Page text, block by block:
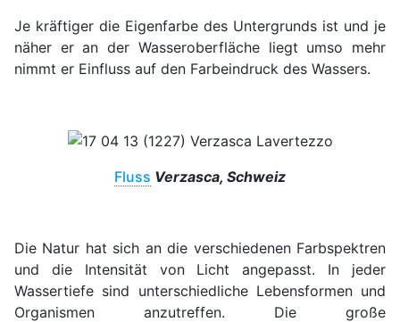
Je kräftiger die Eigenfarbe des Untergrunds ist und je
näher er an der Wasseroberfläche liegt umso mehr
nimmt er Einfluss auf den Farbeindruck des Wassers.
Fluss Verzasca, Schweiz
Die Natur hat sich an die verschiedenen Farbspektren
und die Intensität von Licht angepasst. In jeder
Wassertiefe sind unterschiedliche Lebensformen und
Organismen anzutreffen. Die große